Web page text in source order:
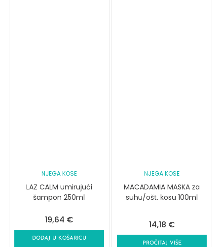
NJEGA KOSE
LAZ CALM umirujući
šampon 250ml
19,64 €
DODAJ U KOŠARICU
NJEGA KOSE
MACADAMIA MASKA za
suhu/ošt. kosu 100ml
14,18 €
PROČITAJ VIŠE